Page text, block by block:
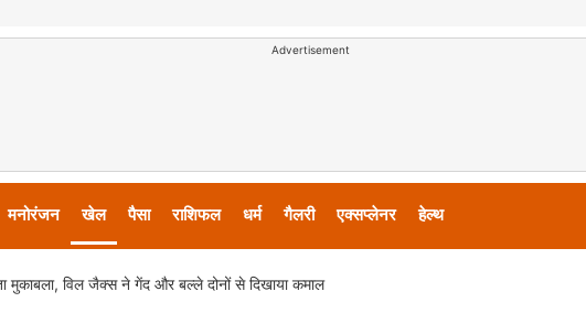
Advertisement
मनोरंजन खेल पैसा राशिफल धर्म गैलरी एक्सप्लेनर हेल्थ
विल जैक्स ने गेंद और बल्ले दोनों से दिखाया कमाल